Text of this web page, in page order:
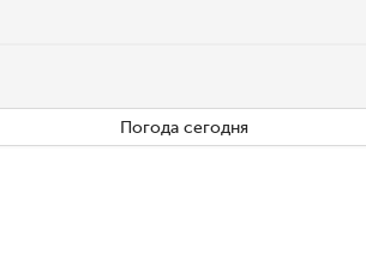
Погода сегодня